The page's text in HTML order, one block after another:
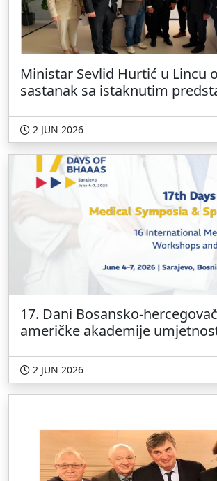
Ministar Sevlid Hurtić u Lincu
sastanak sa istaknutim
2 JUN 2026
17. Dani Bosansko-
američke akademije
2 JUN 2026